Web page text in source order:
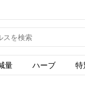
量 ハーブ 特